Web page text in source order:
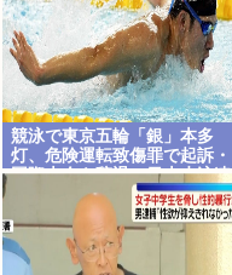
競泳で東京五輪「銀」本多
灯、危険運転致傷罪で起訴・
国際大会を辞退…日本水泳連
盟「報告が遅れお詫び」